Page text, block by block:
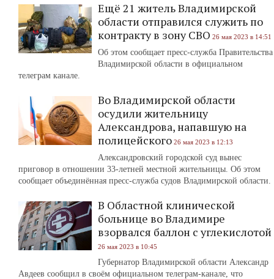
Ещё 21 житель Владимирской
области отправился служить по
контракту в зону СВО 26 мая 2023 в 14:51
Об этом сообщает пресс-служба Правительства
Владимирской области в официальном
телеграм канале.
Во Владимирской области
осудили жительницу
Александрова, напавшую на
полицейского 26 мая 2023 в 12:13
Александровский городской суд вынес
приговор в отношении 33-летней местной жительницы. Об этом
сообщает объединённая пресс-служба судов Владимирской области.
В Областной клинической
больнице во Владимире
взорвался баллон с углекислотой
26 мая 2023 в 10:45
Губернатор Владимирской области Александр
Авдеев сообщил в своём официальном телеграм-канале, что